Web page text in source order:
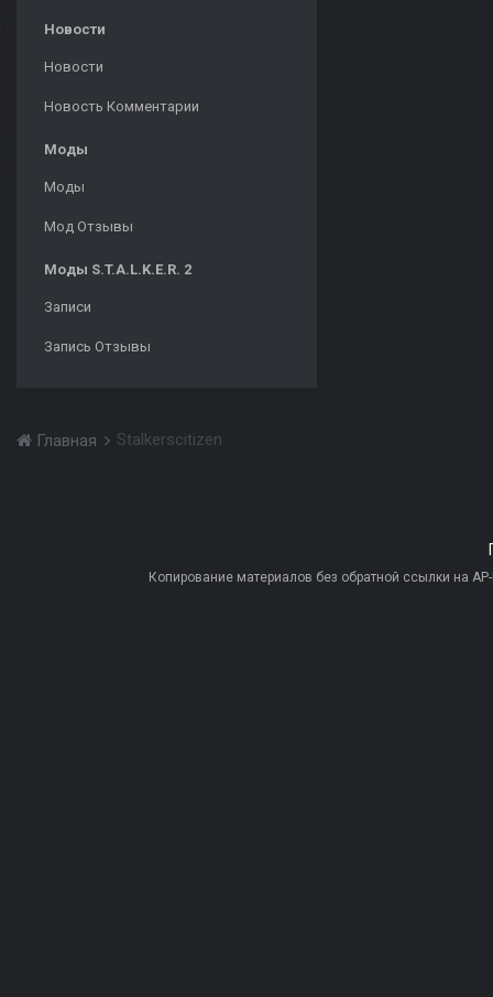
Новости
Новости
Новость Комментарии
Моды
Моды
Мод Отзывы
Моды S.T.A.L.K.E.R. 2
Записи
Запись Отзывы
Главная Stalkerscitizen
Копирование материалов без обратной ссылки на